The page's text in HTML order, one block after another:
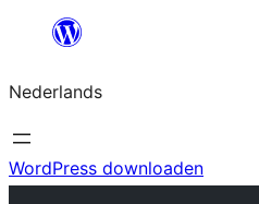
de
inhoud
Nederlands
WordPress downloaden